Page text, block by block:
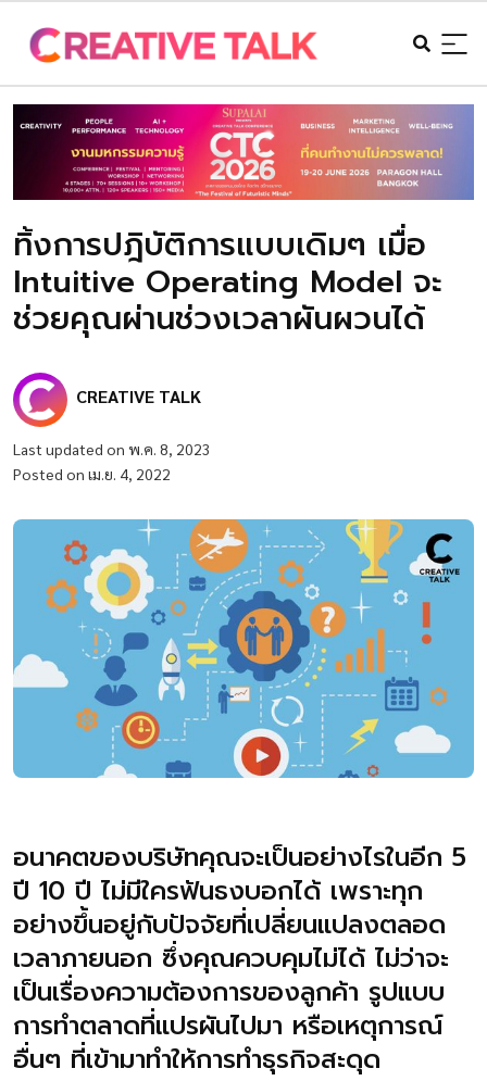
ทิ้งการปฎิบัติการแบบเดิมๆ เมื่อ
Intuitive Operating Model จะ
ช่วยคุณผ่านช่วงเวลาผันผวนได้
CREATIVE TALK
Last updated on พ.ค. 8, 2023
Posted on เม.ย. 4, 2022
อนาคตของบริษัทคุณจะเป็นอย่างไรในอีก 5
ปี 10 ปี ไม่มีใครฟันธงบอกได้ เพราะทุก
อย่างขึ้นอยู่กับปัจจัยที่เปลี่ยนแปลงตลอด
เวลาภายนอก ซึ่งคุณควบคุมไม่ได้ ไม่ว่าจะ
เป็นเรื่องความต้องการของลูกค้า รูปแบบ
การทำตลาดที่แปรผันไปมา หรือเหตุการณ์
อื่นๆ ที่เข้ามาทำให้การทำธุรกิจสะดุด